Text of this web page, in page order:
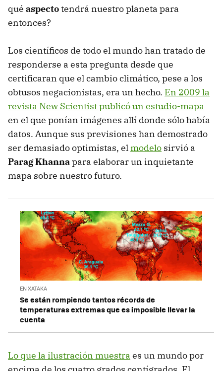
qué aspectotendrá nuestro planeta para
entonces?
Los científicos de todo el mundo han tratado de
responderse a esta pregunta desde que
certificaran que el cambio climático, pese a los
obtusos negacionistas, era un hecho. En 2009 la
revista New Scientist publicó un estudio-mapa
en el que ponían imágenes allí donde sólo había
datos. Aunque sus previsiones han demostrado
ser demasiado optimistas, elmodelo sirvió a
Parag Khannapara elaborar un inquietante
mapa sobre nuestro futuro.
EN XATAKA
Se están rompiendo tantos récords de
temperaturas extremas que es imposible llevar la
cuenta
Lo que la ilustración muestra es un mundo por